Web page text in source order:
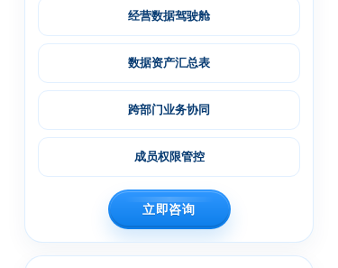
经营数据驾驶舱
数据资产汇总表
跨部门业务协同
成员权限管控
立即咨询